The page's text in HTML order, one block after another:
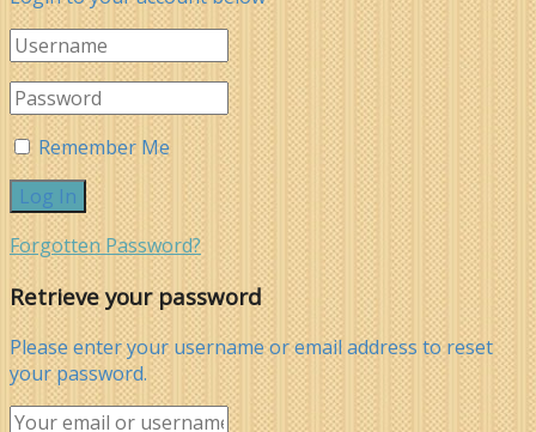
Remember Me
Forgotten Password?
Retrieve your password
Please enter your username or email address to reset
your password.